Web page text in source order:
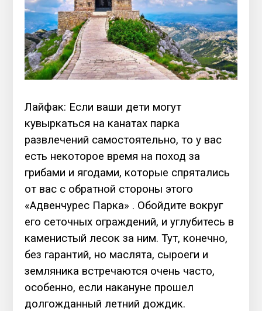
Лайфак: Если ваши дети могут
кувыркаться на канатах парка
развлечений самостоятельно, то у вас
есть некоторое время на поход за
грибами и ягодами, которые спрятались
от вас с обратной стороны этого
«Адвенчурес Парка» . Обойдите вокруг
его сеточных ограждений, и углубитесь в
каменистый лесок за ним. Тут, конечно,
без гарантий, но маслята, сыроеги и
земляника встречаются очень часто,
особенно, если накануне прошел
долгожданный летний дождик.